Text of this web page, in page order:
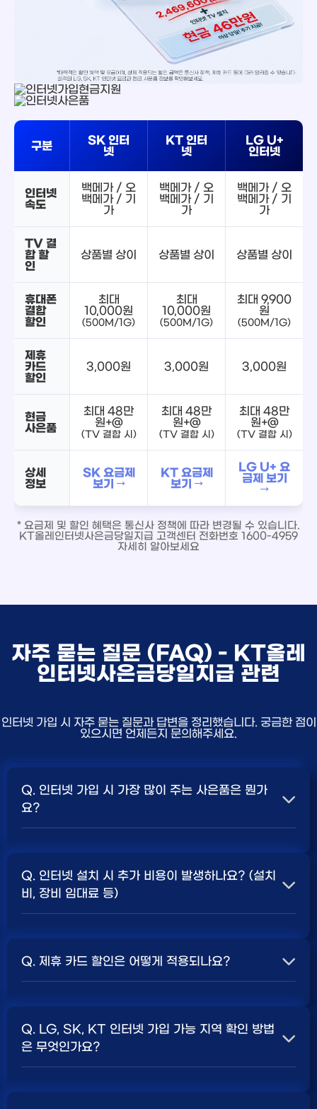
구분
SK 인터
넷
KT 인터
넷
LG U+
인터넷
인터넷
속도
백메가 / 오
백메가 / 기
가
백메가 / 오
백메가 / 기
가
백메가 / 오
백메가 / 기
가
TV 결
합 할
인
상품별 상이 상품별 상이 상품별 상이
휴대폰
결합
할인
최대
10,000원
(500M/1G)
최대
10,000원
(500M/1G)
최대 9,900
원
(500M/1G)
제휴
카드
할인
3,000원 3,000원 3,000원
현금
사은품
최대 48만
원+@
(TV 결합 시)
최대 48만
원+@
(TV 결합 시)
최대 48만
원+@
(TV 결합 시)
상세
정보
SK 요금제
보기 →
KT 요금제
보기 →
LG U+ 요
금제 보기
→
* 요금제 및 할인 혜택은 통신사 정책에 따라 변경될 수 있습니다.
KT올레인터넷사은금당일지급 고객센터 전화번호 1600-4959
자세히 알아보세요
자주 묻는 질문 (FAQ) - KT올레
인터넷사은금당일지급 관련
인터넷 가입 시 자주 묻는 질문과 답변을 정리했습니다. 궁금한 점이
있으시면 언제든지 문의해주세요.
Q. 인터넷 가입 시 가장 많이 주는 사은품은 뭔가
요?
보통 500Mbps 또는 1Gbps 인터넷을 TV와 결합하여
가입할 때현금 사은품
세요.
Q. 인터넷 설치 시 추가 비용이 발생하나요? (설치
비, 장비 임대료 등)
청구되는 경우가 많습니다. 다만, 인터넷 상품 및 프로모션
책 확인 필수.
Q. 제휴 카드 할인은 어떻게 적용되나요?
에서 일정 금액이 할인됩니다. 할인 금액과 조건은 카드사
및 통신사 정책에 따라 다릅니다. 합리적인
Q. LG, SK, KT 인터넷 가입 가능 지역 확인 방법
은 무엇인가요?